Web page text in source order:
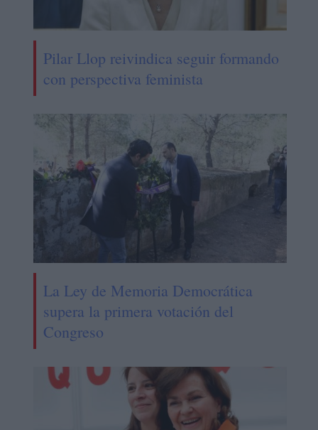
Pilar Llop reivindica seguir formando
con perspectiva feminista
La Ley de Memoria Democrática
supera la primera votación del
Congreso